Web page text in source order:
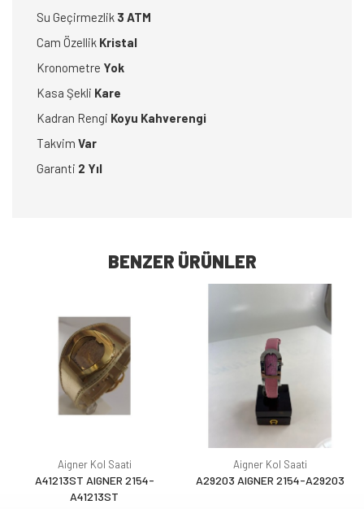
Su Geçirmezlik 3 ATM
Cam Özellik Kristal
Kronometre Yok
Kasa Şekli Kare
Kadran Rengi Koyu Kahverengi
Takvim Var
Garanti 2 Yıl
BENZER ÜRÜNLER
Aigner Kol Saati
A41213ST AIGNER 2154-
A41213ST
Aigner Kol Saati
A29203 AIGNER 2154-A29203